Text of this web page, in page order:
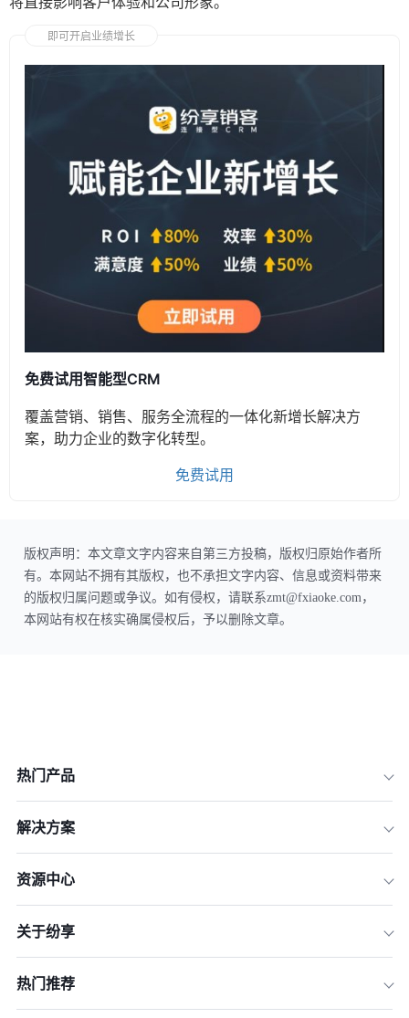
即可开启业绩增长
免费试用智能型CRM
覆盖营销、销售、服务全流程的一体化新增长解决方
案，助力企业的数字化转型。
免费试用
版权声明：本文章文字内容来自第三方投稿，版权归原始作者所
有。本网站不拥有其版权，也不承担文字内容、信息或资料带来
的版权归属问题或争议。如有侵权，请联系zmt@fxiaoke.com，
本网站有权在核实确属侵权后，予以删除文章。
热门产品
解决方案
资源中心
关于纷享
热门推荐